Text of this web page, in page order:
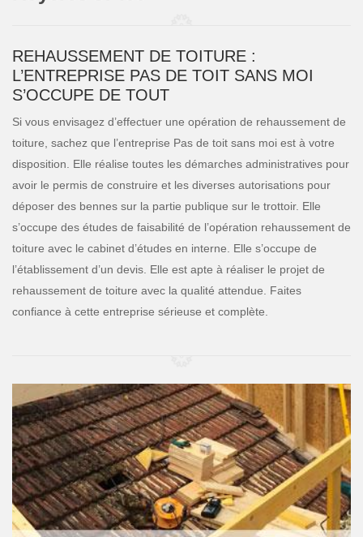
REHAUSSEMENT DE TOITURE :
L’ENTREPRISE PAS DE TOIT SANS MOI
S’OCCUPE DE TOUT
Si vous envisagez d’effectuer une opération de rehaussement de
toiture, sachez que l’entreprise Pas de toit sans moi est à votre
disposition. Elle réalise toutes les démarches administratives pour
avoir le permis de construire et les diverses autorisations pour
déposer des bennes sur la partie publique sur le trottoir. Elle
s’occupe des études de faisabilité de l’opération rehaussement de
toiture avec le cabinet d’études en interne. Elle s’occupe de
l’établissement d’un devis. Elle est apte à réaliser le projet de
rehaussement de toiture avec la qualité attendue. Faites
confiance à cette entreprise sérieuse et complète.